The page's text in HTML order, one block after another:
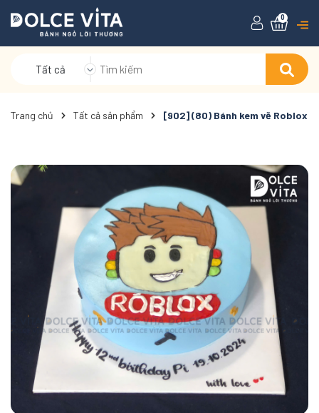
Tất cả
0
Trang chủ Tất cả sản phẩm [902] (80) Bánh kem vẽ Roblox